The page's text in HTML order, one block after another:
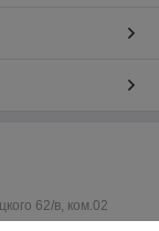
62/в, ком.02